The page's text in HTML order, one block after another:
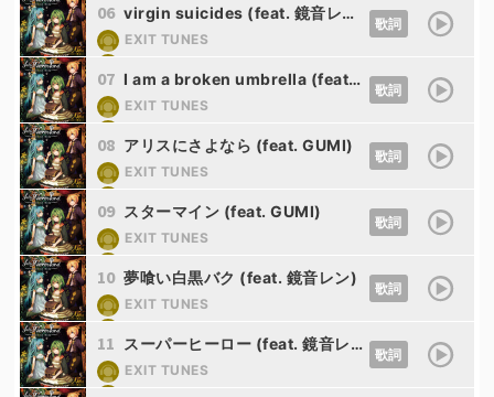
06 virgin suicides (feat. 鏡音レン)
EXIT TUNES
歌詞
07 I am a broken umbrella (feat. 初音ミク)
EXIT TUNES
歌詞
08 アリスにさよなら (feat. GUMI)
EXIT TUNES
歌詞
09 スターマイン (feat. GUMI)
EXIT TUNES
歌詞
10 夢喰い白黒バク (feat. 鏡音レン)
EXIT TUNES
歌詞
11 スーパーヒーロー (feat. 鏡音レン)
EXIT TUNES
歌詞